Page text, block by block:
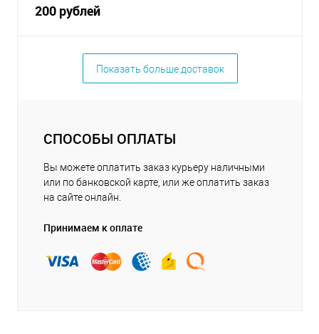
200 рублей
Показать больше доставок
СПОСОБЫ ОПЛАТЫ
Вы можете оплатить заказ курьеру наличными
или по банковской карте, или же оплатить заказ
на сайте онлайн.
Принимаем к оплате